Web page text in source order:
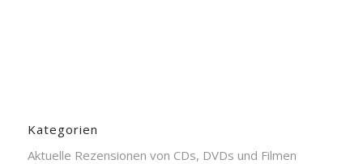
Kategorien
Aktuelle Rezensionen von CDs, DVDs und Filmen